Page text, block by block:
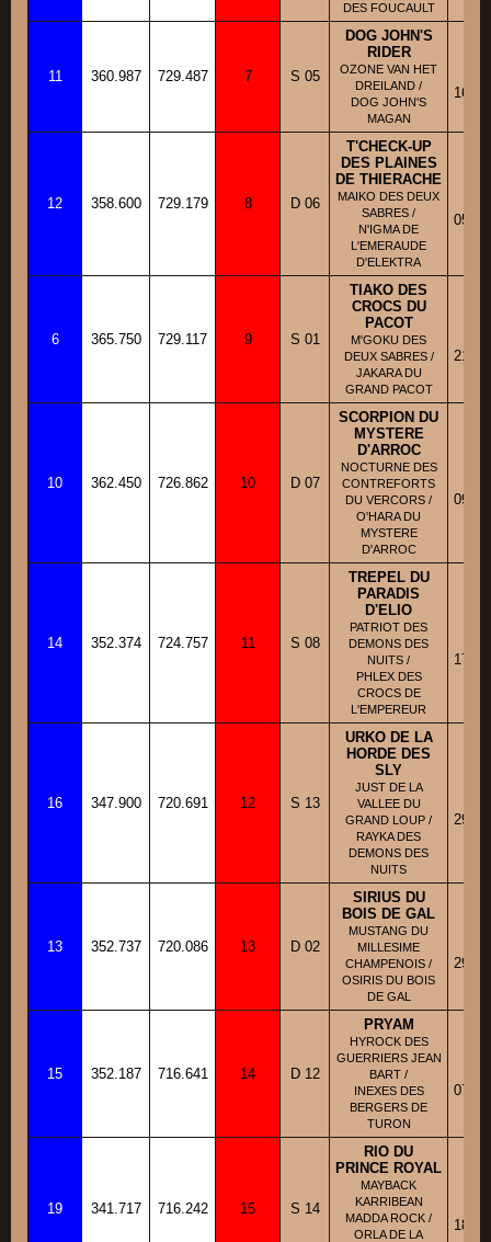
DES FOUCAULT
11 360.987 729.487 7 S 05
DOG JOHN'S
RIDER
OZONE VAN HET
DREILAND /
DOG JOHN'S
MAGAN
16/
12 358.600 729.179 8 D 06
T'CHECK-UP
DES PLAINES
DE THIERACHE
MAIKO DES DEUX
SABRES /
N'IGMA DE
L'EMERAUDE
D'ELEKTRA
05/
6 365.750 729.117 9 S 01
TIAKO DES
CROCS DU
PACOT
M'GOKU DES
DEUX SABRES /
JAKARA DU
GRAND PACOT
21/
10 362.450 726.862 10 D 07
SCORPION DU
MYSTERE
D'ARROC
NOCTURNE DES
CONTREFORTS
DU VERCORS /
O'HARA DU
MYSTERE
D'ARROC
09/
14 352.374 724.757 11 S 08
TREPEL DU
PARADIS
D'ELIO
PATRIOT DES
DEMONS DES
NUITS /
PHLEX DES
CROCS DE
L'EMPEREUR
17/
16 347.900 720.691 12 S 13
URKO DE LA
HORDE DES
SLY
JUST DE LA
VALLEE DU
GRAND LOUP /
RAYKA DES
DEMONS DES
NUITS
29/
13 352.737 720.086 13 D 02
SIRIUS DU
BOIS DE GAL
MUSTANG DU
MILLESIME
CHAMPENOIS /
OSIRIS DU BOIS
DE GAL
29/
15 352.187 716.641 14 D 12
PRYAM
HYROCK DES
GUERRIERS JEAN
BART /
INEXES DES
BERGERS DE
TURON
07/
19 341.717 716.242 15 S 14
RIO DU
PRINCE ROYAL
MAYBACK
KARRIBEAN
MADDA ROCK /
ORLA DE LA
18/